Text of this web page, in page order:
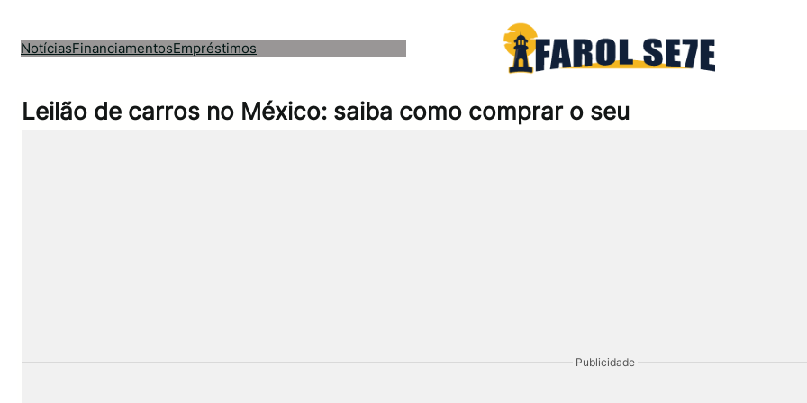
NotíciasFinanciamentosEmpréstimos
Leilão de carros no México: saiba como comprar o seu
Publicidade